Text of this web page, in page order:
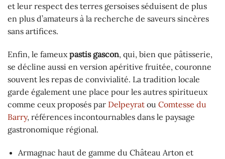
et leur respect des terres gersoises séduisent de plus
en plus d’amateurs à la recherche de saveurs sincères
sans artifices.
Enfin, le fameux pastis gascon, qui, bien que pâtisserie,
se décline aussi en version apéritive fruitée, couronne
souvent les repas de convivialité. La tradition locale
garde également une place pour les autres spiritueux
comme ceux proposés par Delpeyrat ou Comtesse du
Barry, références incontournables dans le paysage
gastronomique régional.
Armagnac haut de gamme du Château Arton et